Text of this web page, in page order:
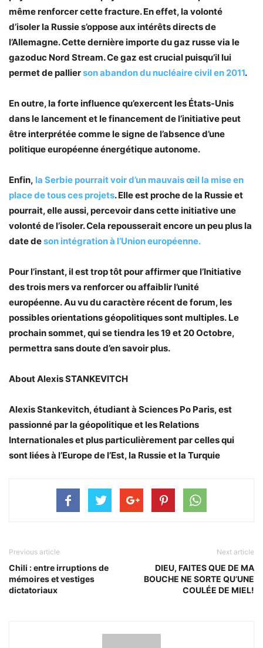
même renforcer cette fracture. En effet, la volonté
d’isoler la Russie s’oppose aux intérêts directs de
l’Allemagne. Cette dernière importe du gaz russe via le
gazoduc Nord Stream. Ce gaz est crucial puisqu’il lui
permet de pallierson abandon du nucléaire civil en 2011.
En outre, la forte influence qu’exercent les États-Unis
dans le lancement et le financement de l’initiative peut
être interprétée comme le signe de l’absence d’une
politique européenne énergétique autonome.
Enfin, la Serbie pourrait voir d’un mauvais œil la mise en
place de tous ces projets. Elle est proche de la Russie et
pourrait, elle aussi, percevoir dans cette initiative une
volonté de l’isoler. Cela repousserait encore un peu plus la
date deson intégration à l’Union européenne.
Pour l’instant, il est trop tôt pour affirmer que l’Initiative
des trois mers va renforcer ou affaiblir l’unité
européenne. Au vu du caractère récent de forum, les
possibles orientations géopolitiques sont multiples. Le
prochain sommet, qui se tiendra les 19 et 20 Octobre,
permettra sans doute d’en savoir plus.
About Alexis STANKEVITCH
Alexis Stankevitch, étudiant à Sciences Po Paris, est
passionné par la géopolitique et les Relations
Internationales et plus particulièrement par celles qui
sont liées à l’Europe de l’Est, la Russie et la Turquie
Previous article
Chili : entre irruptions de
mémoires et vestiges
dictatoriaux
Next article
DIEU, FAITES QUE DE MA
BOUCHE NE SORTE QU’UNE
COULÉE DE MIEL!